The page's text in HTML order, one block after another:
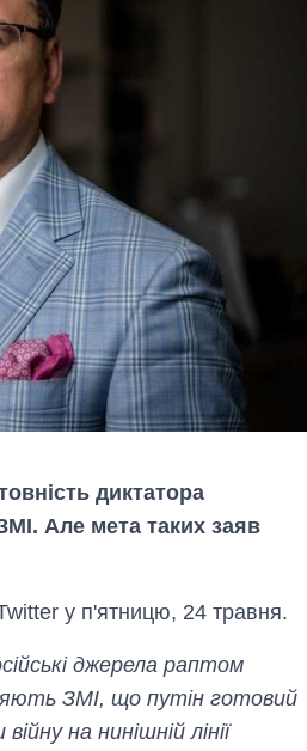
диктатора
Але мета таких заяв
у п'ятницю, 24 травня.
джерела раптом
ЗМІ, що путін готовий
на нинішній лінії